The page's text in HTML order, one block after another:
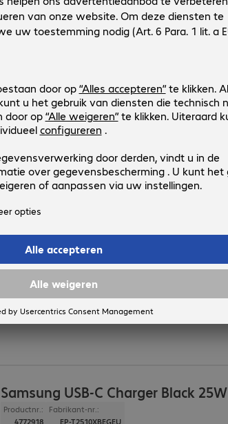
Productnr.:
4878629
Fabrikant-nr.:
EF-VS931PJEGWW
Uitvoering:Europa
Compatibele apparaten
Functies:Back protection
Samsung S26 Ultra Clear Case
Productnr.: Fabrikant-nr.:
Compatibele apparaten
Kleur:Transparant
Functies:Back protection
Samsung USB-C Charger Black 25W
Productnr.:
4772918
Fabrikant-nr.:
EP-T2510XBEGEU